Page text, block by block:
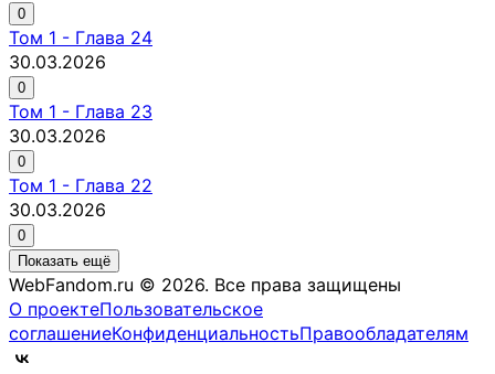
0
Том 1 - Глава 24
30.03.2026
0
Том 1 - Глава 23
30.03.2026
0
Том 1 - Глава 22
30.03.2026
0
Показать ещё
WebFandom.ru © 2026. Все права защищены
О проектеПользовательское
соглашениеКонфиденциальностьПравообладателям